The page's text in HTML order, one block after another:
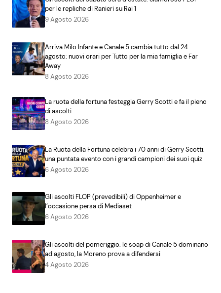
per le repliche di Ranieri su Rai 1
9 Agosto 2026
Arriva Milo Infante e Canale 5 cambia tutto dal 24
agosto: nuovi orari per Tutto per la mia famiglia e Far
Away
8 Agosto 2026
La ruota della fortuna festeggia Gerry Scotti e fa il pieno
di ascolti
8 Agosto 2026
La Ruota della Fortuna celebra i 70 anni di Gerry Scotti:
una puntata evento con i grandi campioni dei suoi quiz
6 Agosto 2026
Gli ascolti FLOP (prevedibili) di Oppenheimer e
l’occasione persa di Mediaset
6 Agosto 2026
Gli ascolti del pomeriggio: le soap di Canale 5 dominano
ad agosto, la Moreno prova a difendersi
4 Agosto 2026